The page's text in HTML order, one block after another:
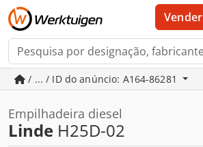
Vender
/ ... / ID do anúncio: A164-86281
Empilhadeira diesel
Linde H25D-02